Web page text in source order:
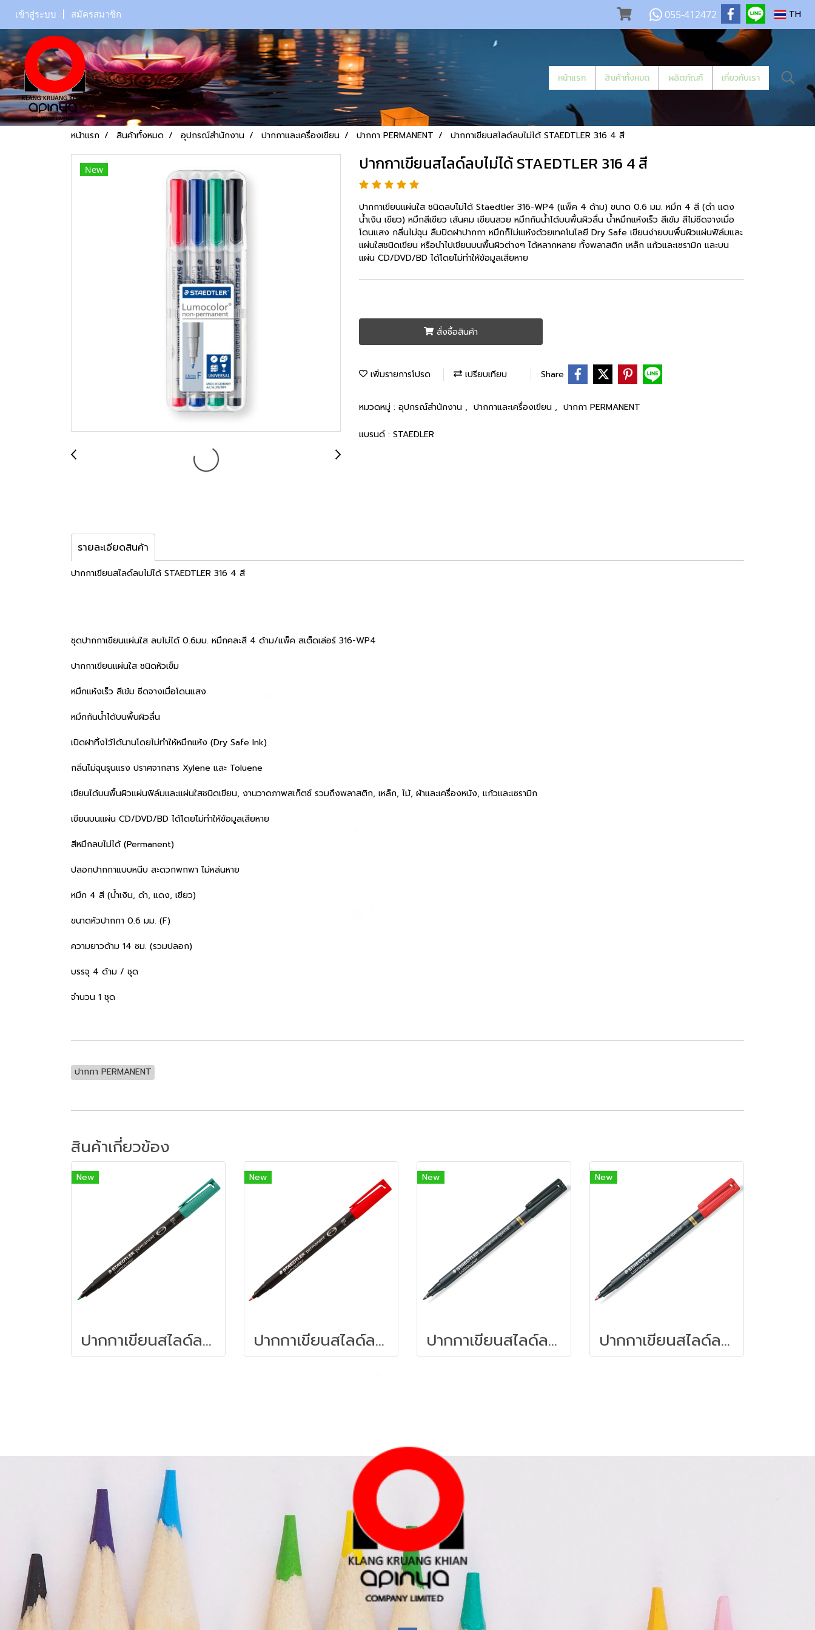
เข้าสู่ระบบ สมัครสมาชิก 055-412472 TH
หน้าแรก สินค้าทั้งหมด ผลิตภัณฑ์ เกี่ยวกับเรา
หน้าแรก สินค้าทั้งหมด อุปกรณ์สำนักงาน ปากกาและเครื่องเขียน ปากกา PERMANENT ปากกาเขียนสไลด์ลบไม่ได้ STAEDTLER 316 4 สี
New ปากกาเขียนสไลด์ลบไม่ได้ STAEDTLER 316 4 สี
ปากกาเขียนแผ่นใส ชนิดลบไม่ได้ Staedtler 316-WP4 (แพ็ค 4 ด้าม) ขนาด 0.6 มม. หมึก 4 สี (ดำ แดง
น้ำเงิน เขียว) หมึกสีเขียว เส้นคม เขียนสวย หมึกกันน้ำได้บนพื้นผิวลื่น น้ำหมึกแห้งเร็ว สีเข้ม สีไม่ซีดจางเมื่อ
โดนแสง กลิ่นไม่ฉุน ลืมปิดฝาปากกา หมึกก็ไม่เแห้งด้วยเทคโนโลยี Dry Safe เขียนง่ายบนพื้นผิวแผ่นฟิล์มและ
แผ่นใสชนิดเขียน หรือนำไปเขียนบนพื้นผิวต่างๆ ได้หลากหลาย ทั้งพลาสติก เหล็ก แก้วและเซรามิก และบน
แผ่น CD/DVD/BD ได้โดยไม่ทำให้ข้อมูลเสียหาย
สั่งซื้อสินค้า
เพิ่มรายการโปรด เปรียบเทียบ Share
หมวดหมู่ : อุปกรณ์สำนักงาน , ปากกาและเครื่องเขียน , ปากกา PERMANENT
แบรนด์ : STAEDLER
รายละเอียดสินค้า
ปากกาเขียนสไลด์ลบไม่ได้ STAEDTLER 316 4 สี
ชุดปากกาเขียนแผ่นใส ลบไม่ได้ 0.6มม. หมึกคละสี 4 ด้าม/แพ็ค สเต็ดเล่อร์ 316-WP4
ปากกาเขียนแผ่นใส ชนิดหัวเข็ม
หมึกแห้งเร็ว สีเข้ม ซีดจางเมื่อโดนแสง
หมึกกันน้ำได้บนพื้นผิวลื่น
เปิดฝาทิ้งไว้ได้นานโดยไม่ทำให้หมึกแห้ง (Dry Safe Ink)
กลิ่นไม่ฉุนรุนแรง ปราศจากสาร Xylene และ Toluene
เขียนได้บนพื้นผิวแผ่นฟิล์มและแผ่นใสชนิดเขียน, งานวาดภาพสเก็ตช์ รวมถึงพลาสติก, เหล็ก, ไม้, ผ้าและเครื่องหนัง, แก้วและเซรามิก
เขียนบนแผ่น CD/DVD/BD ได้โดยไม่ทำให้ข้อมูลเสียหาย
สีหมึกลบไม่ได้ (Permanent)
ปลอกปากกาแบบหนีบ สะดวกพกพา ไม่หล่นหาย
หมึก 4 สี (น้ำเงิน, ดำ, แดง, เขียว)
ขนาดหัวปากกา 0.6 มม. (F)
ความยาวด้าม 14 ซม. (รวมปลอก)
บรรจุ 4 ด้าม / ชุด
จำนวน 1 ชุด
ปากกา PERMANENT
สินค้าเกี่ยวข้อง
New
ปากกาเขียนสไลด์ลบไม่ได้ STAEDTLER (F) 318-5 สีเขียว
New
ปากกาเขียนสไลด์ลบไม่ได้ STAEDTLER (F) 318-2 สีแดง
New
ปากกาเขียนสไลด์ลบไม่ได้ STAEDTLER (F) 319 F-9 สีดำ
New
ปากกาเขียนสไลด์ลบไม่ได้ STAEDTLER (F) 319 F-9 สีแดง